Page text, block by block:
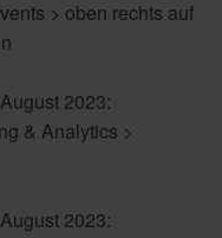
> oben rechts auf
2023:
& Analytics >
2023: